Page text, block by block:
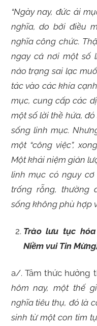
“Ngày nay, đức ái
nghĩa, do bởi điều
nghĩa công chức.
ngay cả nơi một số
nảo trạng sai lạc
tác vào các khía
mục, cung cấp các
một số lời thề hứa,
sống linh mục.
một “công việc”,
Một khái niệm giản
linh mục có nguy
trống rỗng, thường
sống không phù hợp
Trào lưu tục
Niềm vui Tin
a/. Tâm thức hưởng
hôm nay, một thế
nghĩa tiêu thụ, đó là
sinh từ một con tim